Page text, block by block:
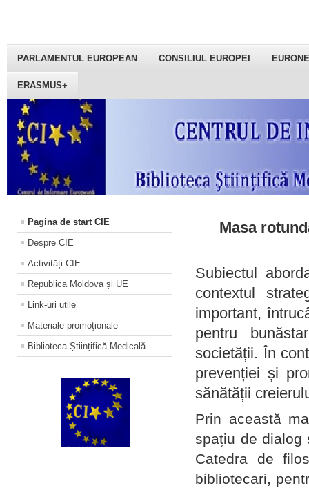
PARLAMENTUL EUROPEAN CONSILIUL EUROPEI
ERASMUS+
Pagina de start CIE
Despre CIE
Activități CIE
Republica Moldova și UE
Link-uri utile
Materiale promoţionale
Biblioteca Științifică Medicală
Masa
Subiectul
contextul
important,
pentru
societății. În
prevenției și
sănătății
Prin această
spațiu de dialog
Catedra de
bibliotecari,